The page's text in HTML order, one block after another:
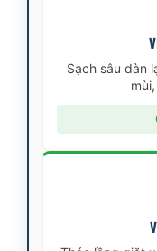
Sạch sâu dàn